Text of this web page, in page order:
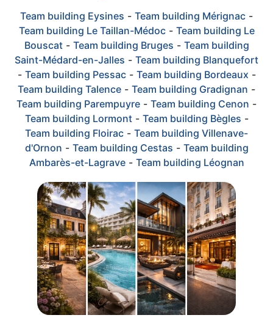
Team building Eysines - Team building Mérignac -
Team building Le Taillan-Médoc- Team building Le
Bouscat- Team building Bruges - Team building
Saint-Médard-en-Jalles - Team building Blanquefort
- Team building Pessac- Team building Bordeaux -
Team building Talence - Team building Gradignan -
Team building Parempuyre - Team building Cenon -
Team building Lormont- Team building Bègles -
Team building Floirac - Team building Villenave-
d'Ornon - Team building Cestas - Team building
Ambarès-et-Lagrave- Team building Léognan